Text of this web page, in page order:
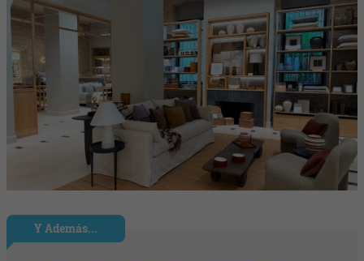
Y Además...